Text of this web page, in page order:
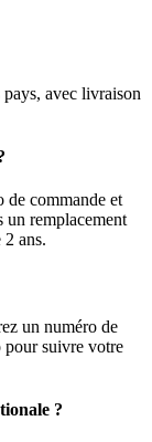
avec livraison
de commande et
un remplacement
2 ans.
un numéro de
pour suivre votre
?